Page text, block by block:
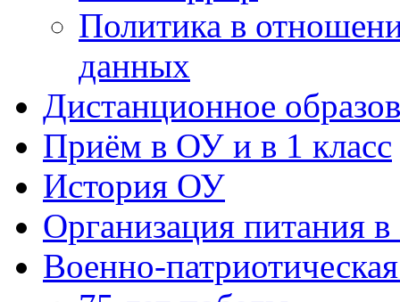
Приём в ОУ и в 1 класс
История ОУ
Организация питания
Военно-
75 лет победы
Бессмертный полк
ЮНАРМИЯ
Лето